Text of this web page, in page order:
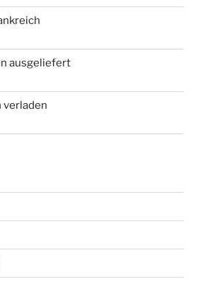
ausgeliefert
verladen